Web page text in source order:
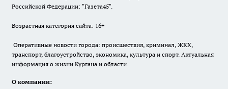
Российской Федерации: "Газета45".
Возрастная категория сайта: 16+
Оперативные новости города: происшествия, криминал, ЖКХ,
транспорт, благоустройство, экономика, культура и спорт. Актуальная
информация о жизни Кургана и области.
О компании: